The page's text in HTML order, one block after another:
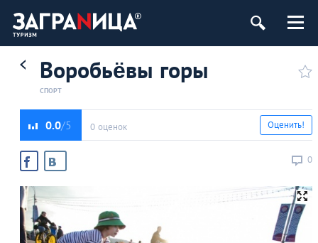
Воробьёвы горы
СПОРТ
0.0 0 оценок
0
Оценить!